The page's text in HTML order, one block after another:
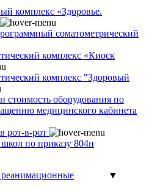
комплекс «Здоровье.
соматометрический
комплекс «Киоск
комплекс "Здоровый
стоимость оборудования по
медицинского кабинета
рот-в-рот
по приказу 804н
▼